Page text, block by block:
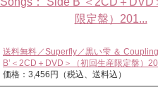
送料無料／Superfly／黒い雫 ＆
B’＜2CD＋DVD＞（初回生産限定盤）
価格：3,456円（税込、送料込）